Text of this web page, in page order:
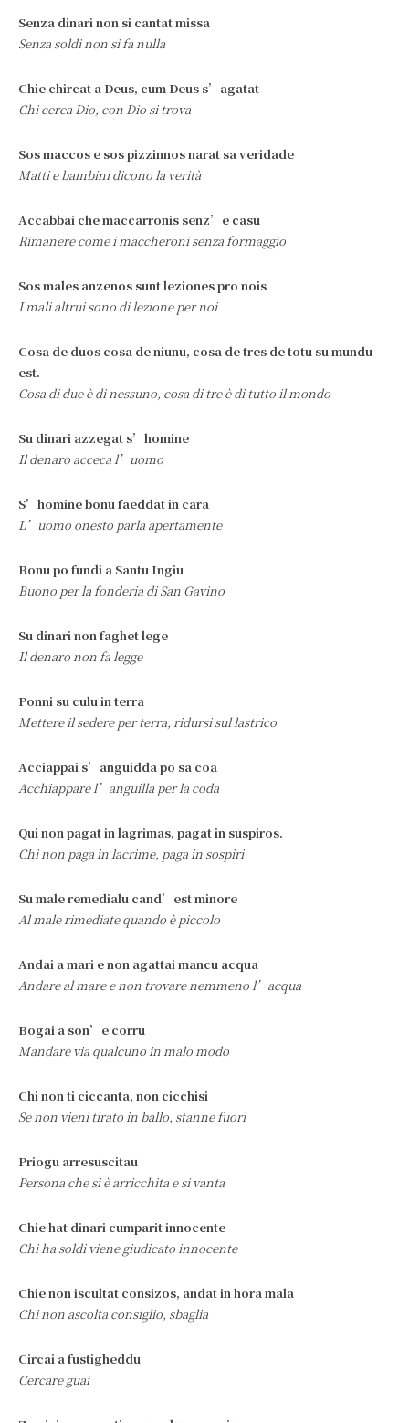
Senza dinari non si cantat missa
Senza soldi non si fa nulla
Chie chircat a Deus, cum Deus s’agatat
Chi cerca Dio, con Dio si trova
Sos maccos e sos pizzinnos narat sa veridade
Matti e bambini dicono la verità
Accabbai che maccarronis senz’e casu
Rimanere come i maccheroni senza formaggio
Sos males anzenos sunt leziones pro nois
I mali altrui sono di lezione per noi
Cosa de duos cosa de niunu, cosa de tres de totu su mundu
est.
Cosa di due è di nessuno, cosa di tre è di tutto il mondo
Su dinari azzegat s’homine
Il denaro acceca l’uomo
S’homine bonu faeddat in cara
L’uomo onesto parla apertamente
Bonu po fundi a Santu Ingiu
Buono per la fonderia di San Gavino
Su dinari non faghet lege
Il denaro non fa legge
Ponni su culu in terra
Mettere il sedere per terra, ridursi sul lastrico
Acciappai s’anguidda po sa coa
Acchiappare l’anguilla per la coda
Qui non pagat in lagrimas, pagat in suspiros.
Chi non paga in lacrime, paga in sospiri
Su male remedialu cand’est minore
Al male rimediate quando è piccolo
Andai a mari e non agattai mancu acqua
Andare al mare e non trovare nemmeno l’acqua
Bogai a son’e corru
Mandare via qualcuno in malo modo
Chi non ti ciccanta, non cicchisi
Se non vieni tirato in ballo, stanne fuori
Priogu arresuscitau
Persona che si è arricchita e si vanta
Chie hat dinari cumparit innocente
Chi ha soldi viene giudicato innocente
Chie non iscultat consizos, andat in hora mala
Chi non ascolta consiglio, sbaglia
Circai a fustigheddu
Cercare guai